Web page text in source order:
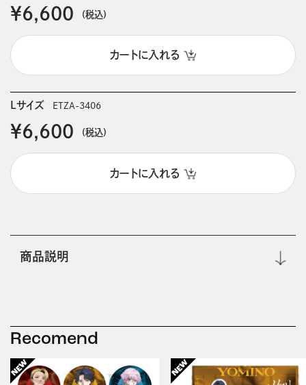
￥6,600 (税込)
カートに入れる
Lサイズ ETZA-3406
￥6,600 (税込)
カートに入れる
商品説明
Recomend